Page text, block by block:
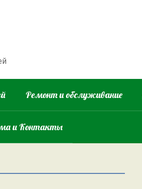
Ремонт и обслуживание
и Контакты